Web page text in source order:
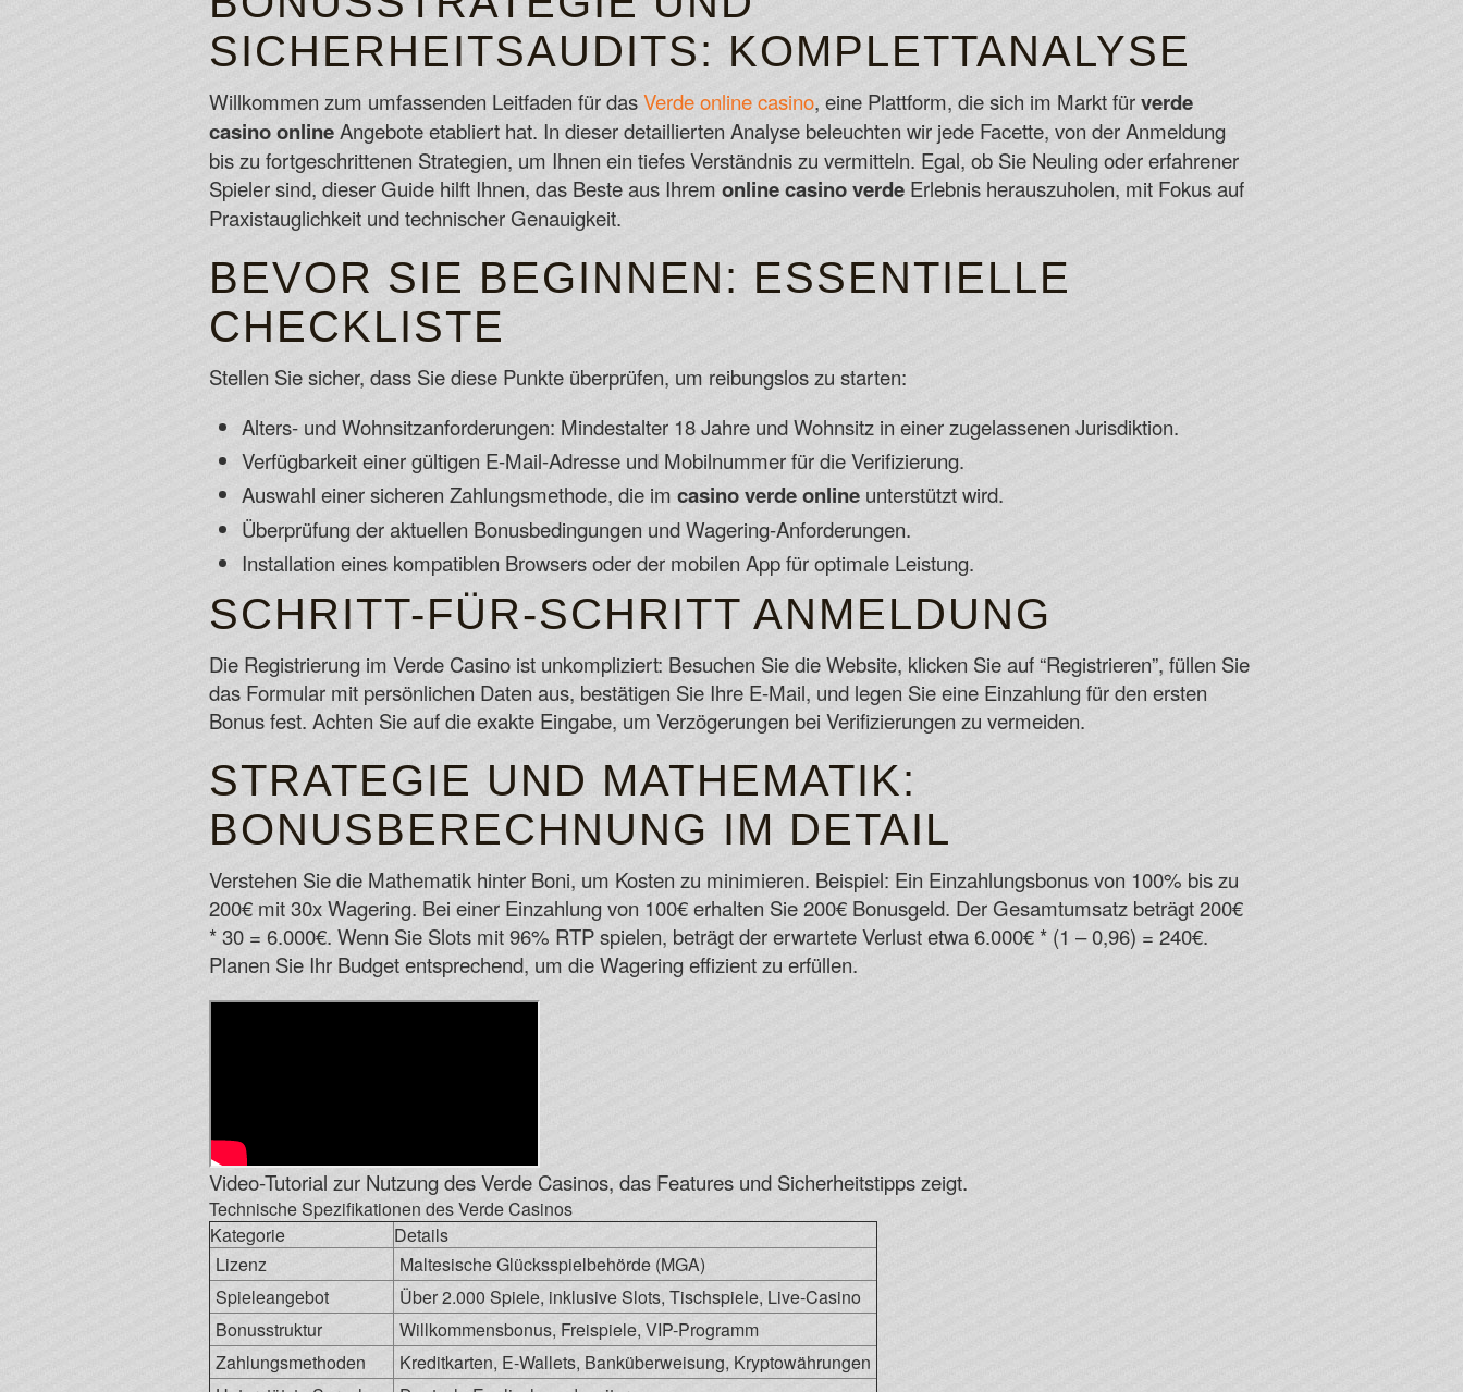
Deposit 5 Get Bonus Canada
You may feel as though you're a part of one of the many movies that have been created around
10 Free Spins No Deposit Casino Canada
If that were then you can keep threshold of 5 and 10 for example practice wise and out of
course.
Sunnyplayer Casino No Deposit Bonus Codes For Free Spins 2026
SICHERHEITSAUDITS: KOMPLETTANALYSE
Willkommen zum umfassenden Leitfaden für dasVerde online casino, eine Plattform, die sich im Markt fürverde
casino onlineAngebote etabliert hat. In dieser detaillierten Analyse beleuchten wir jede Facette, von der Anmeldung
bis zu fortgeschrittenen Strategien, um Ihnen ein tiefes Verständnis zu vermitteln. Egal, ob Sie Neuling oder erfahrener
Spieler sind, dieser Guide hilft Ihnen, das Beste aus Ihrem online casino verde Erlebnis herauszuholen, mit Fokus auf
Praxistauglichkeit und technischer Genauigkeit.
BEVOR SIE BEGINNEN: ESSENTIELLE
CHECKLISTE
Stellen Sie sicher, dass Sie diese Punkte überprüfen, um reibungslos zu starten:
Alters- und Wohnsitzanforderungen: Mindestalter 18 Jahre und Wohnsitz in einer zugelassenen Jurisdiktion.
Verfügbarkeit einer gültigen E-Mail-Adresse und Mobilnummer für die Verifizierung.
Auswahl einer sicheren Zahlungsmethode, die im casino verde online unterstützt wird.
Überprüfung der aktuellen Bonusbedingungen und Wagering-Anforderungen.
Installation eines kompatiblen Browsers oder der mobilen App für optimale Leistung.
SCHRITT-FÜR-SCHRITT ANMELDUNG
Die Registrierung im Verde Casino ist unkompliziert: Besuchen Sie die Website, klicken Sie auf “Registrieren”, füllen Sie
das Formular mit persönlichen Daten aus, bestätigen Sie Ihre E-Mail, und legen Sie eine Einzahlung für den ersten
Bonus fest. Achten Sie auf die exakte Eingabe, um Verzögerungen bei Verifizierungen zu vermeiden.
STRATEGIE UND MATHEMATIK:
BONUSBERECHNUNG IM DETAIL
Verstehen Sie die Mathematik hinter Boni, um Kosten zu minimieren. Beispiel: Ein Einzahlungsbonus von 100% bis zu
200€ mit 30x Wagering. Bei einer Einzahlung von 100€ erhalten Sie 200€ Bonusgeld. Der Gesamtumsatz beträgt 200€
* 30 = 6.000€. Wenn Sie Slots mit 96% RTP spielen, beträgt der erwartete Verlust etwa 6.000€ * (1 – 0,96) = 240€.
Planen Sie Ihr Budget entsprechend, um die Wagering effizient zu erfüllen.
Video-Tutorial zur Nutzung des Verde Casinos, das Features und Sicherheitstipps zeigt.
Technische Spezifikationen des Verde Casinos
Kategorie
Details
Lizenz
Maltesische Glücksspielbehörde (MGA)
Spieleangebot
Über 2.000 Spiele, inklusive Slots, Tischspiele, Live-Casino
Bonusstruktur
Willkommensbonus, Freispiele, VIP-Programm
Zahlungsmethoden
Kreditkarten, E-Wallets, Banküberweisung, Kryptowährungen